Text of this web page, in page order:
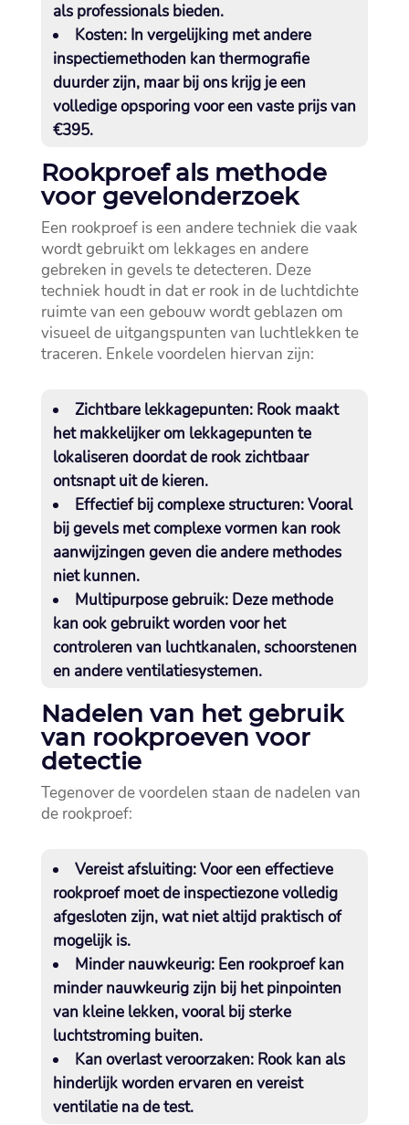
als professionals bieden.​
Kosten:In vergelijking met andere
inspectiemethoden kan thermografie
duurder zijn, maar bij ons krijg je een
volledige opsporing voor een vaste prijs van
€395.​
Rookproef als methode
voor gevelonderzoek
Een rookproef is een andere techniek die vaak
wordt gebruikt om lekkages en andere
gebreken in gevels te detecteren.​ Deze
techniek houdt in dat er rook in de luchtdichte
ruimte van een gebouw wordt geblazen om
visueel de uitgangspunten van luchtlekken te
traceren.​ Enkele voordelen hiervan zijn:
Zichtbare lekkagepunten:Rook maakt
het makkelijker om lekkagepunten te
lokaliseren doordat de rook zichtbaar
ontsnapt uit de kieren.​
Effectief bij complexe structuren:Vooral
bij gevels met complexe vormen kan rook
aanwijzingen geven die andere methodes
niet kunnen.​
Multipurpose gebruik:Deze methode
kan ook gebruikt worden voor het
controleren van luchtkanalen, schoorstenen
en andere ventilatiesystemen.​
Nadelen van het gebruik
van rookproeven voor
detectie
Tegenover de voordelen staan de nadelen van
de rookproef:
Vereist afsluiting:Voor een effectieve
rookproef moet de inspectiezone volledig
afgesloten zijn, wat niet altijd praktisch of
mogelijk is.​
Minder nauwkeurig:Een rookproef kan
minder nauwkeurig zijn bij het pinpointen
van kleine lekken, vooral bij sterke
luchtstroming buiten.​
Kan overlast veroorzaken:Rook kan als
hinderlijk worden ervaren en vereist
ventilatie na de test.​